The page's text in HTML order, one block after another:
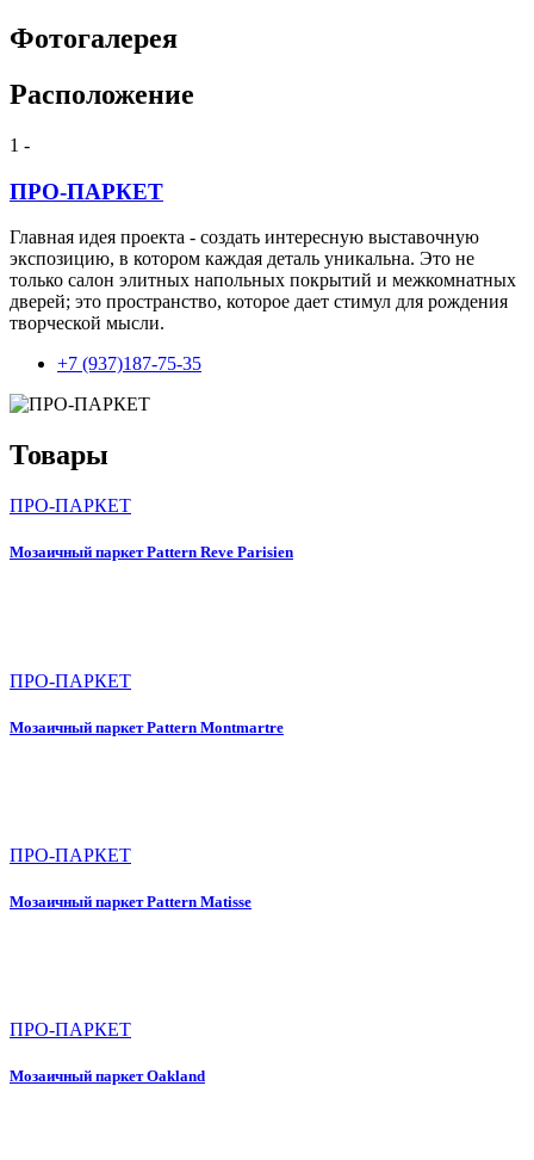
Фотогалерея
Расположение
1 -
ПРО-ПАРКЕТ
Главная идея проекта - создать интересную выставочную
экспозицию, в котором каждая деталь уникальна. Это не
только салон элитных напольных покрытий и межкомнатных
дверей; это пространство, которое дает стимул для рождения
творческой мысли.
+7 (937)187-75-35
Товары
ПРО-ПАРКЕТ
Мозаичный паркет Pattern Reve Parisien
ПРО-ПАРКЕТ
Мозаичный паркет Pattern Montmartre
ПРО-ПАРКЕТ
Мозаичный паркет Pattern Matisse
ПРО-ПАРКЕТ
Мозаичный паркет Oakland